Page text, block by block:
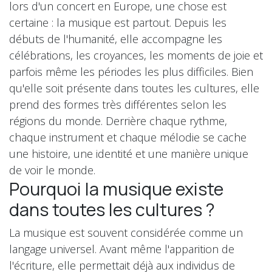
lors d'un concert en Europe, une chose est
certaine : la musique est partout. Depuis les
débuts de l'humanité, elle accompagne les
célébrations, les croyances, les moments de joie et
parfois même les périodes les plus difficiles. Bien
qu'elle soit présente dans toutes les cultures, elle
prend des formes très différentes selon les
régions du monde. Derrière chaque rythme,
chaque instrument et chaque mélodie se cache
une histoire, une identité et une manière unique
de voir le monde.
Pourquoi la musique existe
dans toutes les cultures ?
La musique est souvent considérée comme un
langage universel. Avant même l'apparition de
l'écriture, elle permettait déjà aux individus de